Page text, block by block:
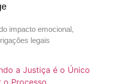
impacto emocional,
legais